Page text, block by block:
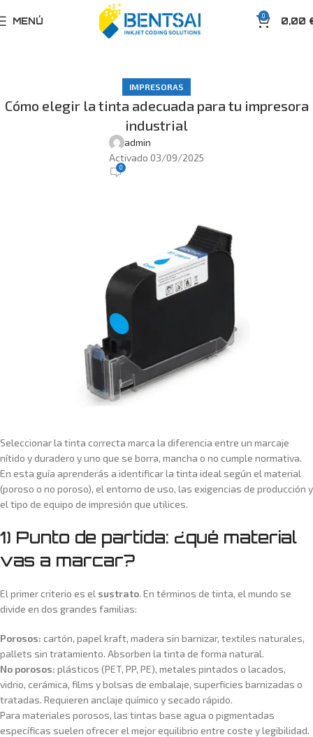
MENÚ 0 0,00
IMPRESORAS
Cómo elegir la tinta adecuada para tu impresora
industrial
admin
Activado 03/09/2025
0
Seleccionar la tinta correcta marca la diferencia entre un marcaje
nítido y duradero y uno que se borra, mancha o no cumple normativa.
En esta guía aprenderás a identificar la tinta ideal según el material
(poroso o no poroso), el entorno de uso, las exigencias de producción y
el tipo de equipo de impresión que utilices.
1) Punto de partida: ¿qué material
vas a marcar?
El primer criterio es el sustrato. En términos de tinta, el mundo se
divide en dos grandes familias:
Porosos: cartón, papel kraft, madera sin barnizar, textiles naturales,
pallets sin tratamiento. Absorben la tinta de forma natural.
No porosos: plásticos (PET, PP, PE), metales pintados o lacados,
vidrio, cerámica, films y bolsas de embalaje, superficies barnizadas o
tratadas. Requieren anclaje químico y secado rápido.
Para materiales porosos, las tintas base agua o pigmentadas
específicas suelen ofrecer el mejor equilibrio entre coste y legibilidad.